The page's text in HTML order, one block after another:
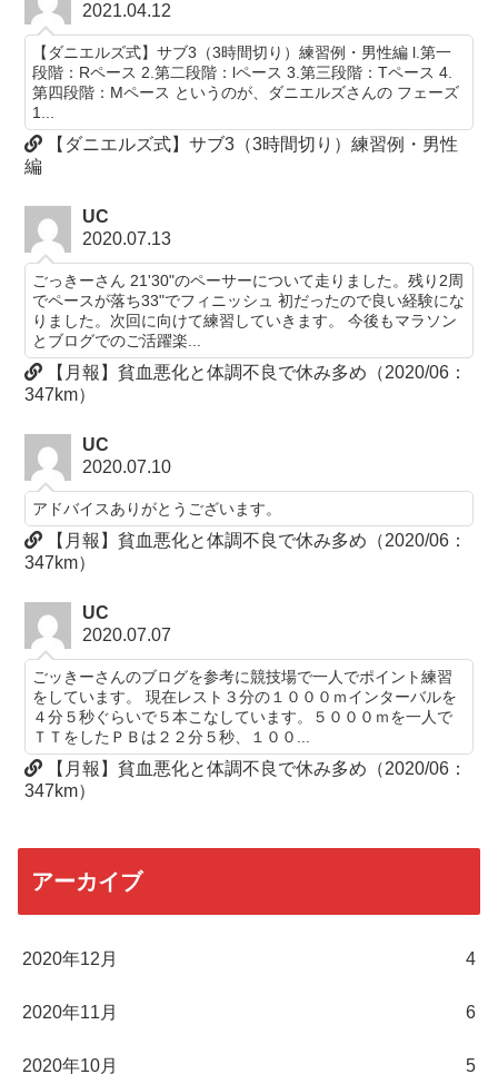
2021.04.12
【ダニエルズ式】サブ3（3時間切り）練習例・男性編 l.第一
段階：Rペース 2.第二段階：lペース 3.第三段階：Tペース 4.
第四段階：Mペース というのが、ダニエルズさんの フェーズ
1...
【ダニエルズ式】サブ3（3時間切り）練習例・男性
編
UC
2020.07.13
ごっきーさん 21'30"のペーサーについて走りました。残り2周
でペースが落ち33"でフィニッシュ 初だったので良い経験にな
りました。次回に向けて練習していきます。 今後もマラソン
とブログでのご活躍楽...
【月報】貧血悪化と体調不良で休み多め（2020/06：
347km）
UC
2020.07.10
アドバイスありがとうございます。
【月報】貧血悪化と体調不良で休み多め（2020/06：
347km）
UC
2020.07.07
ごッきーさんのブログを参考に競技場で一人でポイント練習
をしています。 現在レスト３分の１０００ｍインターバルを
４分５秒ぐらいで５本こなしています。５０００ｍを一人で
ＴＴをしたＰＢは２２分５秒、１００...
【月報】貧血悪化と体調不良で休み多め（2020/06：
347km）
アーカイブ
2020年12月 4
2020年11月 6
2020年10月 5